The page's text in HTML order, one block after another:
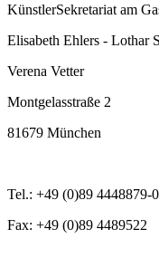
KünstlerSekretariat am
Elisabeth Ehlers - Lothar
Verena Vetter
Montgelasstraße 2
81679 München
Tel.: +49 (0)89 4448879-0
Fax: +49 (0)89 4489522